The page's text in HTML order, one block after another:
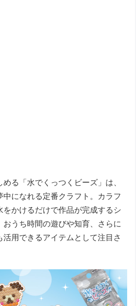
る「水でくっつくビーズ」は、
になれる定番クラフト。カラフ
をかけるだけで作品が完成するシ
おうち時間の遊びや知育、さらに
用できるアイテムとして注目さ